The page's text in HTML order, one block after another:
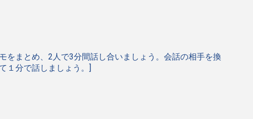
をまとめ、2人で3分間話し合いましょう。会話の相手を換
１分で話しましょう。]